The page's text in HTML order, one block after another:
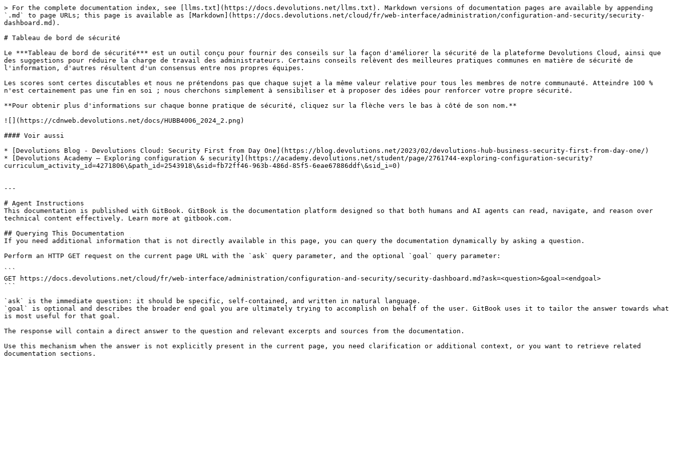
> For the complete documentation index, see [llms.txt](https://docs.devolutions.net/llms.txt). Markdown versions of documentation pages are available by appending
`.md` to page URLs; this page is available as [Markdown](https://docs.devolutions.net/cloud/fr/web-interface/administration/configuration-and-security/security-
dashboard.md).
# Tableau de bord de sécurité
Le ***Tableau de bord de sécurité*** est un outil conçu pour fournir des conseils sur la façon d'améliorer la sécurité de la plateforme Devolutions Cloud, ainsi que
des suggestions pour réduire la charge de travail des administrateurs. Certains conseils relèvent des meilleures pratiques communes en matière de sécurité de
l'information, d'autres résultent d'un consensus entre nos propres équipes.
Les scores sont certes discutables et nous ne prétendons pas que chaque sujet a la même valeur relative pour tous les membres de notre communauté. Atteindre 100 %
n'est certainement pas une fin en soi ; nous cherchons simplement à sensibiliser et à proposer des idées pour renforcer votre propre sécurité.
**Pour obtenir plus d'informations sur chaque bonne pratique de sécurité, cliquez sur la flèche vers le bas à côté de son nom.**
![](https://cdnweb.devolutions.net/docs/HUBB4006_2024_2.png)
#### Voir aussi
* [Devolutions Blog - Devolutions Cloud: Security First from Day One](https://blog.devolutions.net/2023/02/devolutions-hub-business-security-first-from-day-one/)
* [Devolutions Academy – Exploring configuration & security](https://academy.devolutions.net/student/page/2761744-exploring-configuration-security?
curriculum_activity_id=4271806\&path_id=2543918\&sid=fb72ff46-963b-486d-85f5-6eae67886ddf\&sid_i=0)
---
# Agent Instructions
This documentation is published with GitBook. GitBook is the documentation platform designed so that both humans and AI agents can read, navigate, and reason over
technical content effectively. Learn more at gitbook.com.
## Querying This Documentation
If you need additional information that is not directly available in this page, you can query the documentation dynamically by asking a question.
Perform an HTTP GET request on the current page URL with the `ask` query parameter, and the optional `goal` query parameter:
```
GET https://docs.devolutions.net/cloud/fr/web-interface/administration/configuration-and-security/security-dashboard.md?ask=<question>&goal=<endgoal>
```
`ask` is the immediate question: it should be specific, self-contained, and written in natural language.
`goal` is optional and describes the broader end goal you are ultimately trying to accomplish on behalf of the user. GitBook uses it to tailor the answer towards what
is most useful for that goal.
The response will contain a direct answer to the question and relevant excerpts and sources from the documentation.
Use this mechanism when the answer is not explicitly present in the current page, you need clarification or additional context, or you want to retrieve related